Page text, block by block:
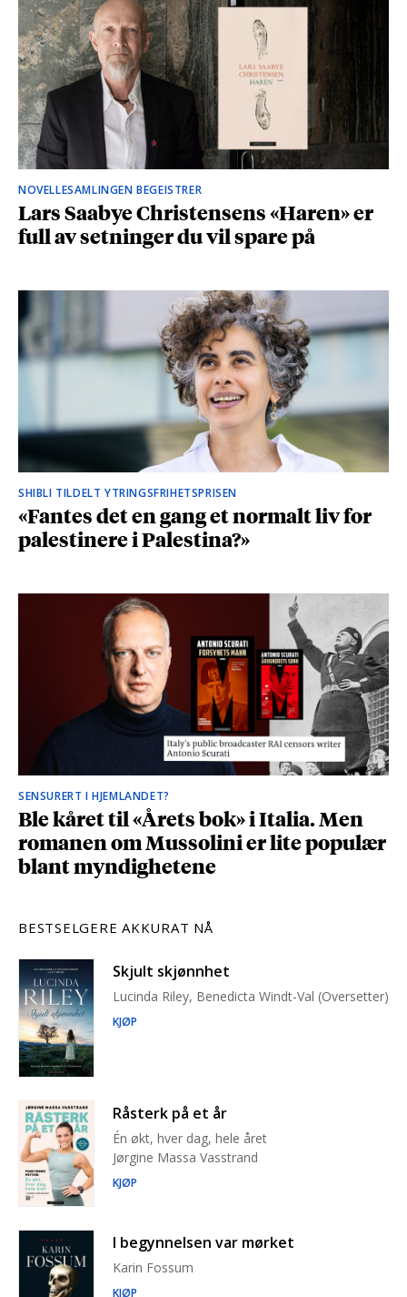
NOVELLESAMLINGEN BEGEISTRER
Lars Saabye Christensens «Haren» er
full av setninger du vil spare på
SHIBLI TILDELT YTRINGSFRIHETSPRISEN
«Fantes det en gang et normalt liv for
palestinere i Palestina?»
SENSURERT I HJEMLANDET?
Ble kåret til «Årets bok» i Italia. Men
romanen om Mussolini er lite populær
blant myndighetene
BESTSELGERE AKKURAT NÅ
Skjult skjønnhet
Lucinda Riley, Benedicta Windt-Val (Oversetter)
KJØP
Råsterk på et år
Én økt, hver dag, hele året
Jørgine Massa Vasstrand
KJØP
I begynnelsen var mørket
Karin Fossum
KJØP